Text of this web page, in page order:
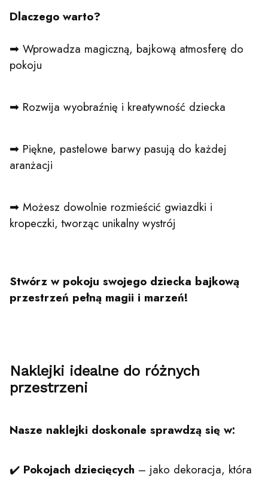
Dlaczego warto?
➡ Wprowadza magiczną, bajkową atmosferę do
pokoju
➡ Rozwija wyobraźnię i kreatywność dziecka
➡ Piękne, pastelowe barwy pasują do każdej
aranżacji
➡ Możesz dowolnie rozmieścić gwiazdki i
kropeczki, tworząc unikalny wystrój
Stwórz w pokoju swojego dziecka bajkową
przestrzeń pełną magii i marzeń!
Naklejki idealne do różnych
przestrzeni
Nasze naklejki doskonale sprawdzą się w:
✔️ Pokojach dziecięcych – jako dekoracja, która